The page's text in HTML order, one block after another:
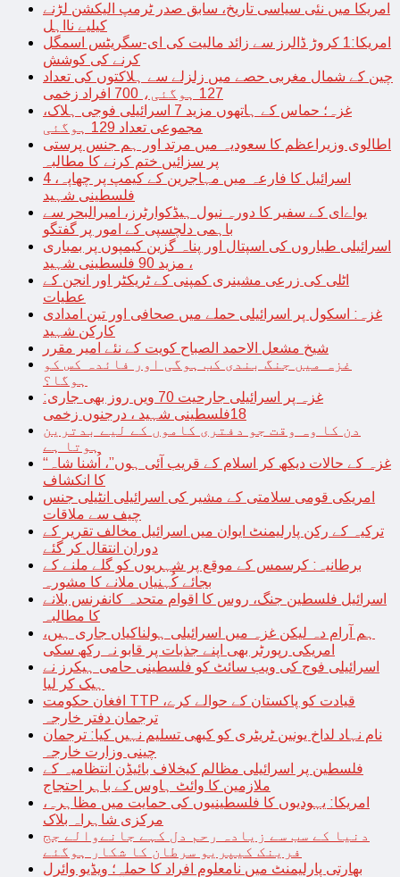
امریکا میں نئی سیاسی تاریخ، سابق صدر ٹرمپ الیکشن لڑنے
کیلیے نااہل
امریکا:1 کروڑ ڈالرز سے زائد مالیت کی ای-سگریٹس اسمگل
کرنے کی کوشش
چین کے شمال مغربی حصے میں زلزلے سے ہلاکتوں کی تعداد
127 ہوگئی، 700 افراد زخمی
غزہ؛ حماس کے ہاتھوں مزید 7 اسرائیلی فوجی ہلاک،
مجموعی تعداد 129 ہوگئی
اطالوی وزیراعظم کا سعودیہ میں مرتد اور ہم جنس پرستی
پر سزائیں ختم کرنے کا مطالبہ
اسرائیل کا فارعہ میں مہاجرین کے کیمپ پر چھاپہ، 4
فلسطینی شہید
یواےای کے سفیر کا دورہ نیول ہیڈکوارٹرز، امیرالبحر سے
باہمی دلچسپی کے امور پر گفتگو
اسرائیلی طیاروں کی اسپتال اور پناہ گزین کیمپوں پر بمباری
، مزید 90 فلسطینی شہید
اٹلی کی زرعی مشینری کمپنی کے ٹریکٹر اور انجن کے
عطیات
غزہ: اسکول پر اسرائیلی حملے میں صحافی اور تین امدادی
کارکن شہید
شیخ مشعل الاحمد الصباح کویت کے نئے امیر مقرر
غزہ میں جنگ بندی کب ہوگی اور فائدہ کس کو
ہوگا؟
غزہ پر اسرائیلی جارحیت 70 ویں روز بھی جاری:
18فلسطینی شہید ، درجنوں زخمی
دن کا وہ وقت جو دفتری کاموں کے لیے بدترین
ہوتا ہے
“غزہ کے حالات دیکھ کر اسلام کے قریب آئی ہوں”، اُشنا شاہ
کا انکشاف
امریکی قومی سلامتی کے مشیر کی اسرائیلی انٹیلی جنس
چیف سے ملاقات
ترکیہ کے رکن پارلیمنٹ ایوان میں اسرائیل مخالف تقریر کے
دوران انتقال کر گئے
برطانیہ: کرسمس کے موقع پر شہریوں کو گلے ملنے کے
بجائے کُہنیاں ملانے کا مشورہ
اسرائیل فلسطین جنگ، روس کا اقوام متحدہ کانفرنس بلانے
کا مطالبہ
ہم آرام دہ لیکن غزہ میں اسرائیلی ہولناکیاں جاری ہیں،
امریکی رپورٹر بھی اپنے جذبات پر قابو نہ رکھ سکی
اسرائیلی فوج کی ویب سائٹ کو فلسطینی حامی ہیکرز نے
ہیک کر لیا
افغان حکومت TTP قیادت کو پاکستان کے حوالے کرے،
ترجمان دفتر خارجہ
نام نہاد لداخ یونین ٹریٹری کو کبھی تسلیم نہیں کیا: ترجمان
چینی وزارت خارجہ
فلسطین پر اسرائیلی مظالم کیخلاف بائیڈن انتظامیہ کے
ملازمین کا وائٹ ہاوس کے باہر احتجاج
امریکا: یہودیوں کا فلسطینیوں کی حمایت میں مظاہرہ،
مرکزی شاہراہ بلاک
دنیا کے سب سے زیادہ رحم دل کہے جانےوالے جج
فرینک کیپریو سرطان کا شکار ہوگئے
بھارتی پارلیمنٹ میں نامعلوم افراد کا حملہ؛ ویڈیو وائرل